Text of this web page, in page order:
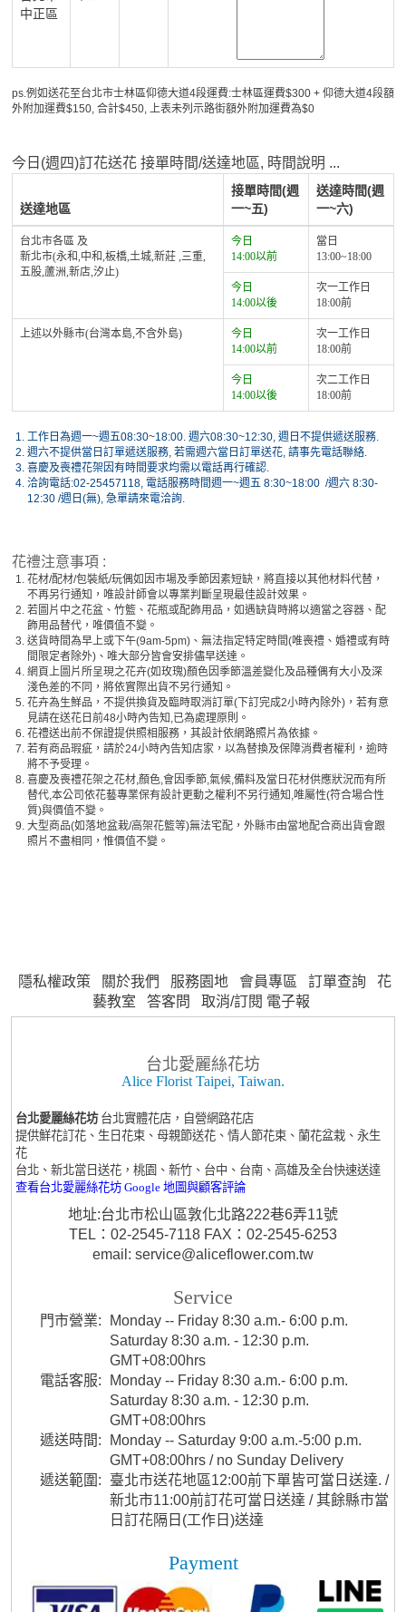
中正區
ps.例如送花至台北市士林區仰德大道4段運費:士林區運費$300 + 仰德大道4段額
外附加運費$150, 合計$450, 上表未列示路街額外附加運費為$0
今日(週四)訂花送花 接單時間/送達地區, 時間說明 ...
送達地區
接單時間(週
一~五)
送達時間(週
一~六)
台北市各區 及
新北市(永和,中和,板橋,土城,新莊 ,三重,
五股,蘆洲,新店,汐止)
今日
14:00以前
當日
13:00~18:00
今日
14:00以後
次一工作日
18:00前
上述以外縣市(台灣本島,不含外島)
今日
14:00以前
次一工作日
18:00前
今日
14:00以後
次二工作日
18:00前
1. 工作日為週一~週五08:30~18:00. 週六08:30~12:30, 週日不提供遞送服務.
2. 週六不提供當日訂單遞送服務, 若需週六當日訂單送花, 請事先電話聯絡.
3. 喜慶及喪禮花架因有時間要求均需以電話再行確認.
4. 洽詢電話:02-25457118, 電話服務時間週一~週五 8:30~18:00 /週六 8:30-
12:30 /週日(無), 急單請來電洽詢.
花禮注意事項 :
1. 花材/配材/包裝紙/玩偶如因市場及季節因素短缺，將直接以其他材料代替，
不再另行通知，唯設計師會以專業判斷呈現最佳設計效果。
2. 若圖片中之花盆、竹籃、花瓶或配飾用品，如遇缺貨時將以適當之容器、配
飾用品替代，唯價值不變。
3. 送貨時間為早上或下午(9am-5pm)、無法指定特定時間(唯喪禮、婚禮或有時
間限定者除外)、唯大部分皆會安排儘早送達。
4. 網頁上圖片所呈現之花卉(如玫瑰)顏色因季節溫差變化及品種偶有大小及深
淺色差的不同，將依實際出貨不另行通知。
5. 花卉為生鮮品，不提供換貨及臨時取消訂單(下訂完成2小時內除外)，若有意
見請在送花日前48小時內告知,已為處理原則。
6. 花禮送出前不保證提供照相服務，其設計依網路照片為依據。
7. 若有商品瑕疵，請於24小時內告知店家，以為替換及保障消費者權利，逾時
將不予受理。
8. 喜慶及喪禮花架之花材,顏色,會因季節,氣候,備料及當日花材供應狀況而有所
替代,本公司依花藝專業保有設計更動之權利不另行通知,唯屬性(符合場合性
質)與價值不變。
9. 大型商品(如落地盆栽/高架花籃等)無法宅配，外縣市由當地配合商出貨會跟
照片不盡相同，惟價值不變。
隱私權政策 關於我們 服務園地 會員專區 訂單查詢
花
藝教室
答客問 取消/訂閱 電子報
台北愛麗絲花坊
Alice Florist Taipei, Taiwan.
台北愛麗絲花坊 台北實體花店，自營網路花店
提供鮮花訂花、生日花束、母親節送花、情人節花束、蘭花盆栽、永生
花
台北、新北當日送花，桃園、新竹、台中、台南、高雄及全台快速送達
查看台北愛麗絲花坊 Google 地圖與顧客評論
地址:台北市松山區敦化北路222巷6弄11號
TEL：02-2545-7118 FAX：02-2545-6253
email: service@aliceflower.com.tw
Service
門市營業:
Monday -- Friday 8:30 a.m.- 6:00 p.m.
Saturday 8:30 a.m. - 12:30 p.m.
GMT+08:00hrs
電話客服:
Monday -- Friday 8:30 a.m.- 6:00 p.m.
Saturday 8:30 a.m. - 12:30 p.m.
GMT+08:00hrs
遞送時間:
Monday -- Saturday 9:00 a.m.-5:00 p.m.
GMT+08:00hrs / no Sunday Delivery
遞送範圍:
臺北市送花地區12:00前下單皆可當日送達. /
新北市11:00前訂花可當日送達 / 其餘縣市當
日訂花隔日(工作日)送達
Payment